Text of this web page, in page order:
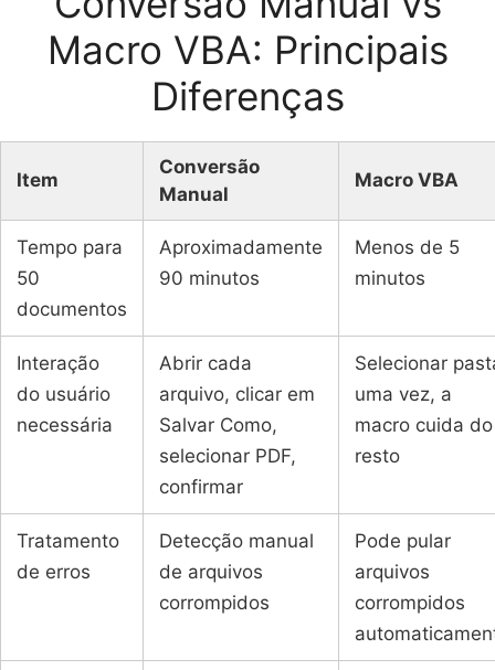
Macro VBA: Principais
Diferenças
Item
Conversão
Manual
Macro VBA
Tempo para
50
documentos
Aproximadamente
90 minutos
Menos de 5
minutos
Interação
do usuário
necessária
Abrir cada
arquivo, clicar em
Salvar Como,
selecionar PDF,
confirmar
Selecionar
uma vez, a
macro cuida do
resto
Tratamento
de erros
Detecção manual
de arquivos
corrompidos
Pode pular
arquivos
corrompidos